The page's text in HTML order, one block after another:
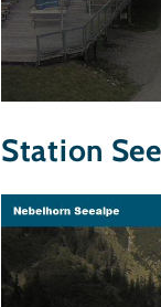
Station